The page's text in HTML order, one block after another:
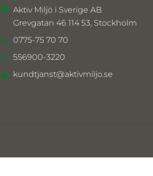
Aktiv Miljö i Sverige AB
Grevgatan 46 114 53, Stockholm
0775-75 70 70
556900-3220
kundtjanst@aktivmiljo.se